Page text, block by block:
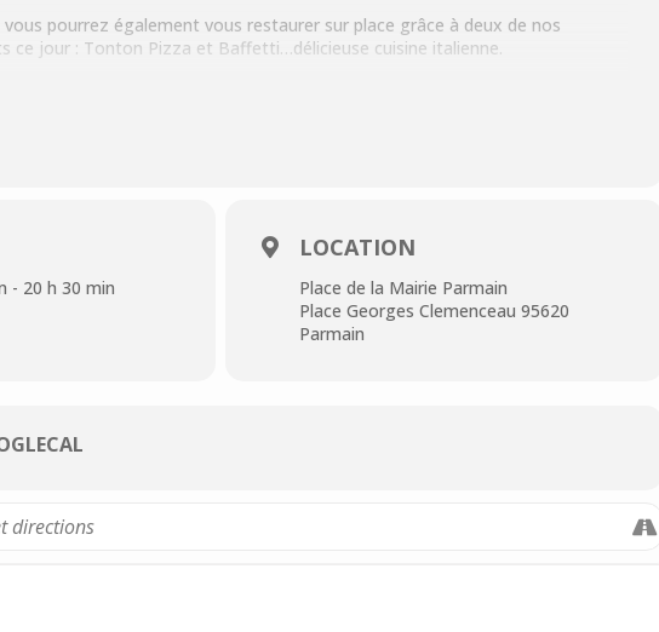
vous pourrez également vous restaurer sur place grâce à deux de nos
ce jour : Tonton Pizza et Baffetti…délicieuse cuisine italienne.
le concert.
d’Art dans la décoration d’intérieur, qui se tiendra Jardin des Arts avec de
et les sculptures de l’artiste Marianne Le Vexier (voir les pages dédiées à
notre site).
- 20 h 30 min
LOCATION
Place de la Mairie Parmain
Place Georges Clemenceau 95620
Parmain